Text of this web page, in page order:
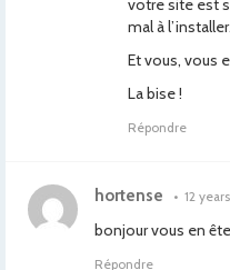
votre site est
mal à l’installer.
Et vous, vous
La bise !
Répondre
hortense • 12
bonjour vous en
Répondre